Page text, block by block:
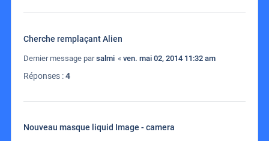
Cherche remplaçant Alien
Dernier message parsalmi « ven. mai 02, 2014 11:32 am
Réponses :4
Nouveau masque liquid Image - camera